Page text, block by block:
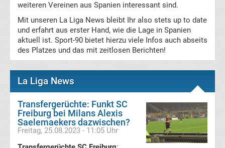
Lig
Internat.
Fußball
UEFA
Youth
League
weiteren Vereinen aus Spanien interessant sind.
Mit unseren La Liga News bleibt Ihr also stets up to date
und erfahrt aus erster Hand, wie die Lage in Spanien
aktuell ist. Sport-90 bietet hierzu viele Infos auch abseits
des Platzes und das mit zeitlosen Berichten!
La Liga News
Transfergerüchte: Funkt SC
Freiburg bei Milans Alexis
Saelemaekers dazwischen?
Freitag, 25.08.2023 - 11:05 Uhr